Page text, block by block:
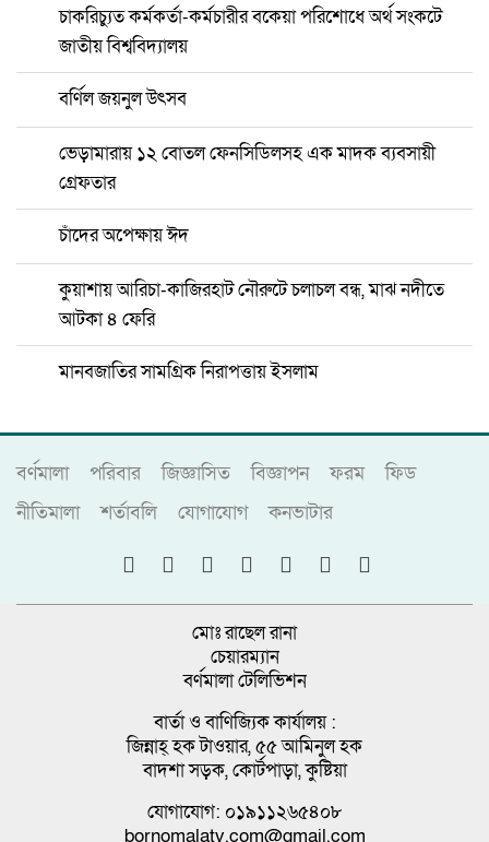
চাকরিচ্যুত কর্মকর্তা-কর্মচারীর বকেয়া পরিশোধে অর্থ সংকটে
জাতীয় বিশ্ববিদ্যালয়
বর্ণিল জয়নুল উৎসব
ভেড়ামারায় ১২ বোতল ফেনসিডিলসহ এক মাদক ব্যবসায়ী
গ্রেফতার
চাঁদের অপেক্ষায় ঈদ
কুয়াশায় আরিচা-কাজিরহাট নৌরুটে চলাচল বন্ধ, মাঝ নদীতে
আটকা ৪ ফেরি
মানবজাতির সামগ্রিক নিরাপত্তায় ইসলাম
বর্ণমালা পরিবার জিজ্ঞাসিত বিজ্ঞাপন ফরম
ফিড
নীতিমালা
শর্তাবলি যোগাযোগ কনভাটার
মোঃ রাছেল রানা
চেয়ারম্যান
বর্ণমালা টেলিভিশন
বার্তা ও বাণিজ্যিক কার্যালয় :
জিন্নাহ্ হক টাওয়ার, ৫৫ আমিনুল হক
বাদশা সড়ক, কোর্টপাড়া, কুষ্টিয়া
যোগাযোগ: ০১৯১১২৬৫৪০৮
bornomalatv.com@gmail.com